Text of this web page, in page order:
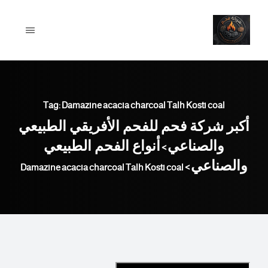
content
Tag: Damazine acacia charcoal Talh Kosti coal
أكبر شركة فحم للفحم الأفريقي الطبيعي
والصناعي>أنواع الفحم الطبيعي
والصناعي>
Damazine acacia charcoal Talh Kosti coal